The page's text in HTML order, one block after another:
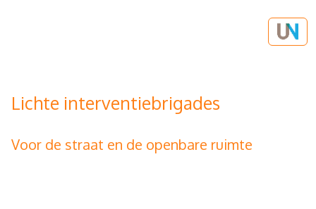
Lichte interventiebrigades
Voor de straat en de openbare ruimte